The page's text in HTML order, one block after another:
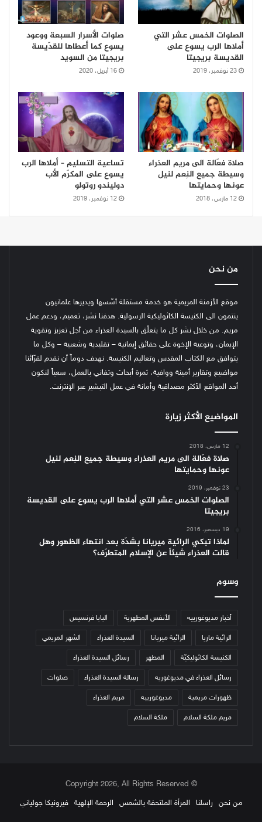
الصلوات الخمس عشر التي
أملاها الرب يسوع على
القديسة بريجيتا
23 نوفمبر، 2019
صلوات الأسرار السبعة ووعود
يسوع كما أعطاها للقدّيسة
بريجيتا من السويد
16 أبريل، 2020
صلاة فعّالة الى مريم العذراء
وسيطة جميع النِعم لنيل
عونها وحمايتها
12 مارس، 2018
تساعية التسليم – أملاها الرب
يسوع على المكرّم الأب
دوليندو روتولو
12 نوفمبر، 2019
من نحن
موقع الأزمنة المريمية هو خدمة مستقلة أسّسها ويديرها علمانيون
ينتمون الى الكنيسة الكاثوليكية الرسولية. هدفنا نشر، تعميم، ودعم عمل
مريم. من خلال نشر كل ما يتعلّق بالسيدة العذراء من أجل تعزيز وتقوية
الإيمان، وتوعية الإخوة على حقائق إيمانية – تقليدية وشعبية – وكل ما
يتوافق مع الكتاب المقدس وتعاليم الكنيسة. نهدف دوماً أن نقدم لقرّائنا
مواضيع وتقارير أمينة ووافية، ثمرة أبحاث وتفاني بالعمل، سعياً لنكون
أحد المواقع الأكثر مصداقية وأمانة في عمل التبشير عبر الإنترنت.
المواضيع الأكثر زيارة
12 مارس، 2018
صلاة فعّالة الى مريم العذراء وسيطة جميع النِعم لنيل
عونها وحمايتها
23 نوفمبر، 2019
الصلوات الخمس عشر التي أملاها الرب يسوع على القديسة
بريجيتا
19 ديسمبر، 2016
لماذا تبكي الرائية ميريانا بشدّة بعد انتهاء الظهور وهل
قالت العذراء شيئاً عن الإسلام المتطرّف؟
وسوم
أخبار مديوغورييه الأنفس المطهرية البابا فرنسيس
الرائية ماريا الرائية ميريانا السيدة العذراء الشهر المريمي
الكنيسة الكاثوليكيّة المطهر رسائل السيدة العذراء
رسائل العذراء في مديوغوريه رسالة السيدة العذراء صلوات
ظهورات مريمية مديوغورييه مريم العذراء
مريم ملكة السلام ملكة السلام
© Copyright 2026, All Rights Reserved
من نحن
راسلنا المرأة الملتحفة بالشمس الرحمة الإلهية فيرونيكا جولياني